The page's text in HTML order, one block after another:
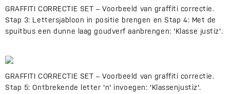
GRAFFITI CORRECTIE SET – Voorbeeld van graffiti correctie.
Stap 3: Lettersjabloon in positie brengen en Stap 4: Met de
spuitbus een dunne laag goudverf aanbrengen: 'Klasse justiz'.
GRAFFITI CORRECTIE SET – Voorbeeld van graffiti correctie.
Stap 5: Ontbrekende letter 'n' invoegen: 'Klassenjustiz'.